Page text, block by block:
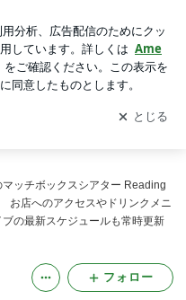
新通知
を受け取りまし
開く
ッチボックスシアター Reading
お店へのアクセスやドリンクメニ
の最新スケジュールも常時更新
フォロー